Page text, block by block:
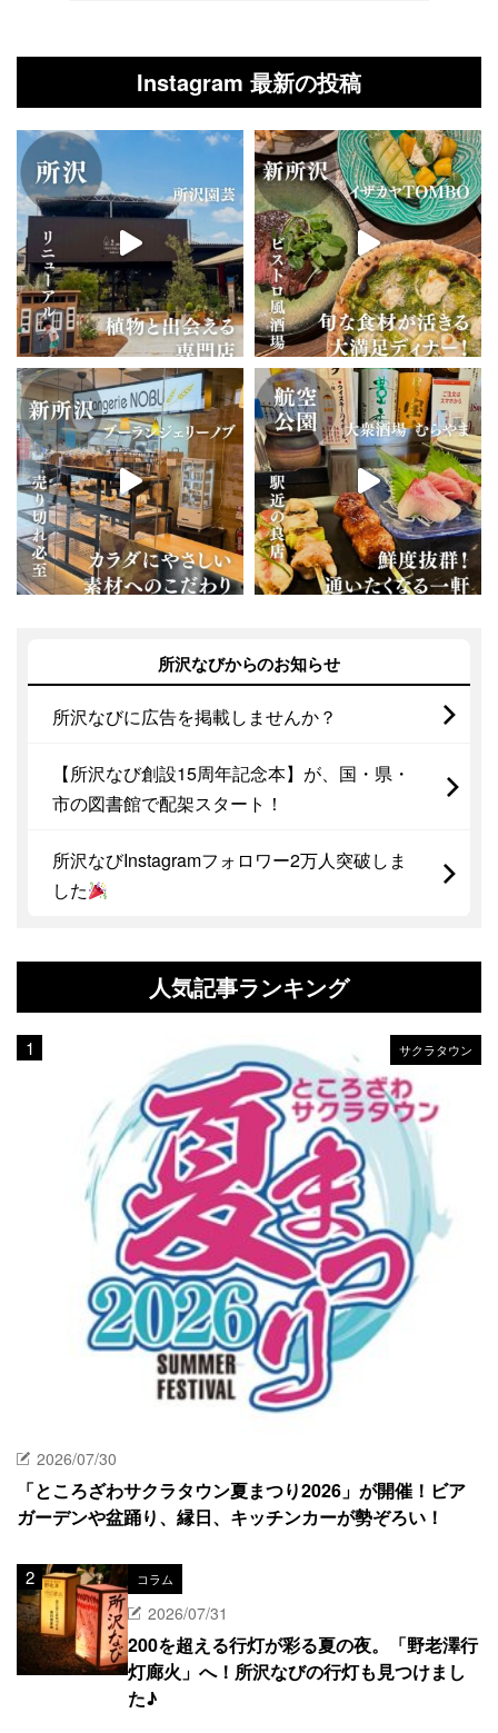
Instagram 最新の投稿
所沢なびからのお知らせ
所沢なびに広告を掲載しませんか？
【所沢なび創設15周年記念本】が、国・県・
市の図書館で配架スタート！
所沢なびInstagramフォロワー2万人突破しま
した
人気記事ランキング
サクラタウン
2026/07/30
「ところざわサクラタウン夏まつり2026」が開催！ビア
ガーデンや盆踊り、縁日、キッチンカーが勢ぞろい！
コラム
2026/07/31
200を超える行灯が彩る夏の夜。「野老澤行
灯廊火」へ！所沢なびの行灯も見つけまし
た♪